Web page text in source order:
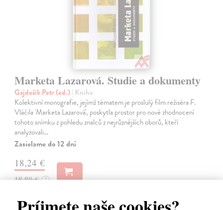
Marketa Lazarová. Studie a dokumenty
Gajdošík Petr (ed.)| Kniha
Kolektivní monografie, jejímž tématem je proslulý film režiséra F.
Vláčila 'Marketa Lazarová', poskytla prostor pro nové zhodnocení
tohoto snímku z pohledu znalců z nejrůznějších oborů, kteří
analyzovali…
Zasielame do 12 dní
18,24 €
18,80 € ?